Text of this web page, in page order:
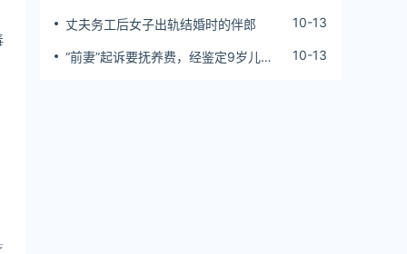
丈夫务工后女子出轨结婚时的伴郎 10-13
“前妻”起诉要抚养费，经鉴定9岁儿子
10-13